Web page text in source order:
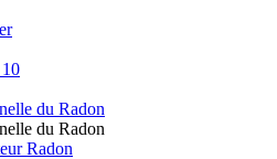
du Radon
du Radon
Radon